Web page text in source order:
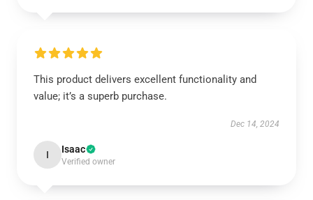
This product delivers excellent functionality and
value; it’s a superb purchase.
Dec 14, 2024
I Isaac
Verified owner